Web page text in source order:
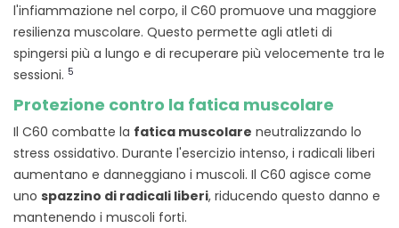
l'infiammazione nel corpo, il C60 promuove una maggiore
resilienza muscolare. Questo permette agli atleti di
spingersi più a lungo e di recuperare più velocemente tra le
sessioni. 5
Protezione contro la fatica muscolare
Il C60 combatte la fatica muscolare neutralizzando lo
stress ossidativo. Durante l'esercizio intenso, i radicali liberi
aumentano e danneggiano i muscoli. Il C60 agisce come
uno spazzino di radicali liberi, riducendo questo danno e
mantenendo i muscoli forti.